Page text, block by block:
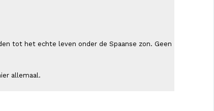
tot het echte leven onder de Spaanse zon. Geen
allemaal.